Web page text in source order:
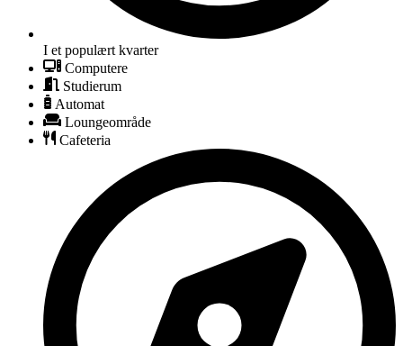
I et populært kvarter
Computere
Studierum
Automat
Loungeområde
Cafeteria